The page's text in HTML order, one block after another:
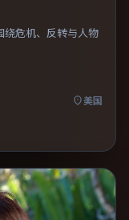
绕危机、反转与人物
美国